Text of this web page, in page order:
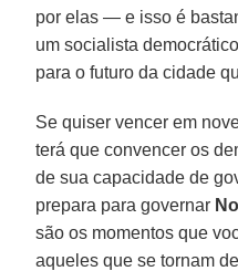
por elas — e isso é
um socialista
para o futuro da cidade
Se quiser vencer em
terá que convencer os
de sua capacidade de
prepara para governar
são os momentos que
aqueles que se tornam